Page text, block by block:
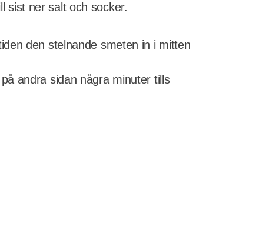
sist ner salt och socker.
den stelnande smeten in i mitten
andra sidan några minuter tills